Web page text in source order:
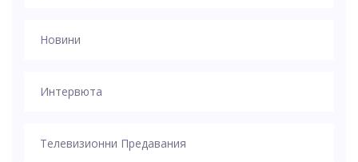
Новини
Интервюта
Телевизионни Предавания